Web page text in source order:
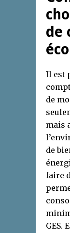
de
Il est
de
mais
de
faire
GES.